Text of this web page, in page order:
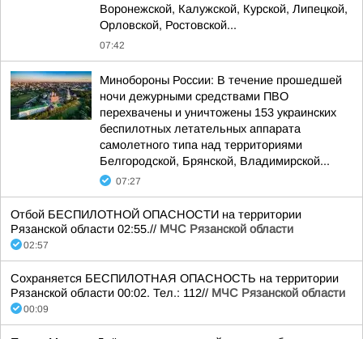
Воронежской, Калужской, Курской, Липецкой,
Орловской, Ростовской...
07:42
Минобороны России: В течение прошедшей
ночи дежурными средствами ПВО
перехвачены и уничтожены 153 украинских
беспилотных летательных аппарата
самолетного типа над территориями
Белгородской, Брянской, Владимирской...
07:27
Отбой БЕСПИЛОТНОЙ ОПАСНОСТИ на территории
Рязанской области 02:55.// МЧС Рязанской области
02:57
Сохраняется БЕСПИЛОТНАЯ ОПАСНОСТЬ на территории
Рязанской области 00:02. Тел.: 112// МЧС Рязанской области
00:09